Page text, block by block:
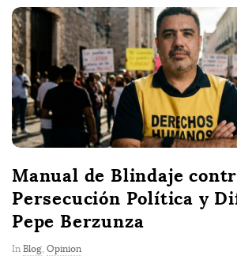
Manual de Blindaje
Persecución Política y
Pepe Berzunza
In Blog Opinion